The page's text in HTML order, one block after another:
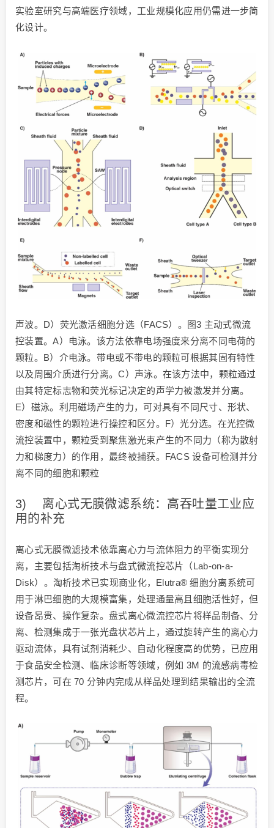
实验室研究与高端医疗领域，工业规模化应用仍需进一步简
化设计。
声波。D）荧光激活细胞分选（FACS）。图3 主动式微流
控装置。A）电泳。该方法依靠电场强度来分离不同电荷的
颗粒。B）介电泳。带电或不带电的颗粒可根据其固有特性
以及周围介质进行分离。C）声泳。在该方法中，颗粒通过
由其特定标志物和荧光标记决定的声学力被激发并分离。
E）磁泳。利用磁场产生的力，可对具有不同尺寸、形状、
密度和磁性的颗粒进行操控和区分。F）光分选。在光控微
流控装置中，颗粒受到聚焦激光束产生的不同力（称为散射
力和梯度力）的作用，最终被捕获。FACS 设备可检测并分
离不同的细胞和颗粒
3) 离心式无膜微滤系统：高吞吐量工业应
用的补充
离心式无膜微滤技术依靠离心力与流体阻力的平衡实现分
离，主要包括淘析技术与盘式微流控芯片（Lab-on-a-
Disk）。淘析技术已实现商业化，Elutra® 细胞分离系统可
用于淋巴细胞的大规模富集，处理通量高且细胞活性好，但
设备昂贵、操作复杂。盘式离心微流控芯片将样品制备、分
离、检测集成于一张光盘状芯片上，通过旋转产生的离心力
驱动流体，具有试剂消耗少、自动化程度高的优势，已应用
于食品安全检测、临床诊断等领域，例如 3M 的流感病毒检
测芯片，可在 70 分钟内完成从样品处理到结果输出的全流
程。